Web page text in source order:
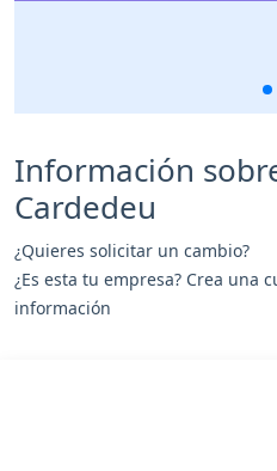
Información
Cardedeu
¿Quieres solicitar un cambio?
¿Es esta tu empresa? Crea una
información